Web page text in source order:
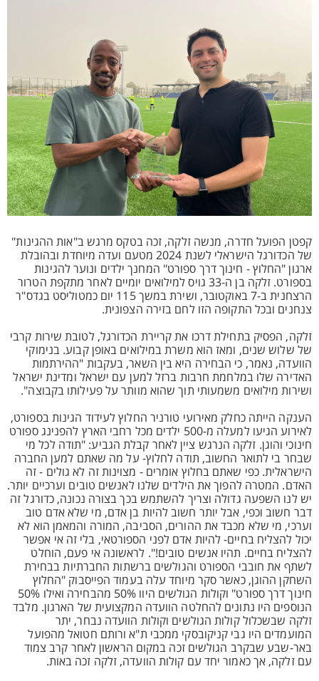
קפטן הפועל חדרה, מנשה זלקה, זכה בטקס מרגש ב"אות ההגינות"
של הכדורגל הישראלי לשנת 2024 מטעם ועדה מיוחדת ובהובלת
ארגון "החלוץ - חינוך דרך ספורט" המחנך ילדים ונוער להגינות
בספורט. זלקה בן ה-33 גויס למילואים יומיים לאחר מתקפת הטרור
הרצחנית ב-7 באוקטובר, ושירת במשך 115 יום כמטוליסט בגדס"ר
צנחנים ובכל התקופה הזו לחם בזירה הצפונית.
זלקה, הפסיק בתחילת דרכו את קריירת הכדורגל, לטובת שירות קרבי
של שלוש שנים, ומאז הוא משרת במילואים באופן קבוע. בנימוקי
הוועדה, נאמר, כי הבחירה היא בין השאר, בעקבות "ההירתמות
האדירה שלו במלחמת חרבות ברזל למען עם ישראל ומדינת ישראל
ושירות מילואים משמעותי תוך שהוא מוותר על פעילותו בקבוצה".
הענקה הייתה כחלק מאירועי טורניר החלוץ לעידוד הגינות בספורט,
לאירוע הגיעו למעלה מ-500 ילדים מכל רחבי הארץ להפנינג ספורט
חינוכי והוגן. זלקה הנרגש ציין לאחר קבלת הגביע: "תודה לכל מי
שבחר בי לתואר החשוב, תודה לחלוץ- על מה שאתם למען החברה
הישראלית. כפי שאתם בחלוץ אומרים - מצוינות זה לא גולים - זה
האדם. המטרה להפוך את הילדים שלנו לאנשים טובים וערכיים יותר.
יש לנו השפעה גדולה וצריך להשתמש בכך בצורה נכונה, כדורגל זה
דבר חשוב וכפי, אבל יותר חשוב להיות בן אדם, מי שלא אדם טוב
וערכי, מי שלא מכבד את ההורים, הסביבה, המורה והמאמן הוא לא
יכול להצליח בחיים- להיות אדם לפני הספורטאי, בלי זה אי אפשר
להצליח בחיים. תהיו אנשים טובים!". לראשונה אי פעם, הוחלט
לשתף את חובבי הספורט והגולשים ברשתות החברתיות בבחירת
השחקן ההוגן, כאשר סקר מיוחד עלה בעמוד הפייסבוק "החלוץ
חינוך דרך ספורט" וקולות הגולשים היוו 50% מהבחירה ואילו 50%
הנוספים היו נתונים להחלטה הוועדה המקצועית של הארגון. מלבד
זלקה שבשכלול קולות הגולשים וקולות הוועדה נבחר, יתר
המועמדים היו גבי קניקובסקי ממכבי ת"א ורותם חטואל מהפועל
באר-שבע שבקרב הגולשים זכה במקום הראשון לאחר קרב צמוד
עם זלקה, אך כאמור יחד עם קולות הוועדה, זלקה זכה באות.